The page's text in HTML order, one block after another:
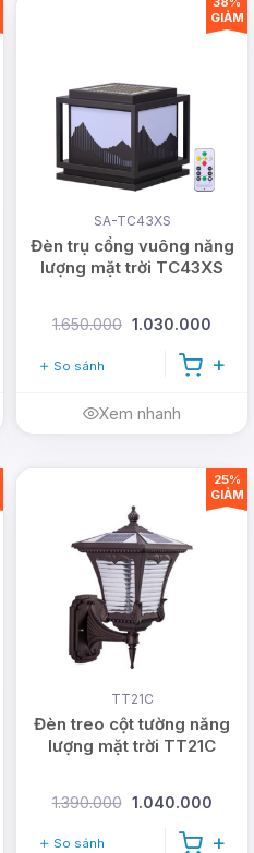
SA-TC43XS
Đèn trụ cổng vuông năng
lượng mặt trời TC43XS
1.650.000 1.030.000
So sánh
Xem nhanh
GIẢM
TT21C
Đèn treo cột tường năng
lượng mặt trời TT21C
1.390.000 1.040.000
So sánh
25%
GIẢM